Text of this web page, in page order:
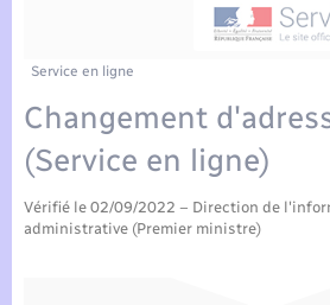
Plan interactif
Présentation de la commune
Etat-civil - Papiers -
Mariage – PACS
Parrainage civil
Recensement
Logement - Urbanisme
Loisirs
Travaux - Autorisation
Service en ligne
Changement
(Service en ligne)
Vérifié le 02/09/2022 – Direction de
administrative (Premier ministre)